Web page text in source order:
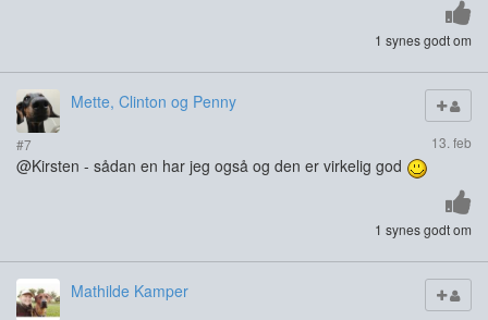
1 synes godt om
Mette, Clinton og Penny
#7 13. feb
@Kirsten - sådan en har jeg også og den er virkelig god
1 synes godt om
Mathilde Kamper